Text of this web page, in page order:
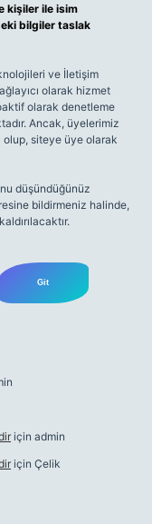
kişiler ile isim
bilgiler taslak
ve İletişim
olarak hizmet
olarak denetleme
Ancak, üyelerimiz
olup, siteye üye olarak
düşündüğünüz
bildirmeniz halinde,
için admin
için Çelik